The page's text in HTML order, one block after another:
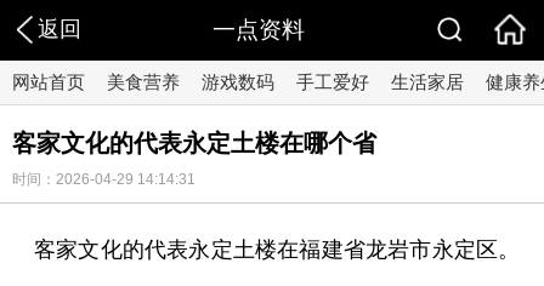
返回 一点资料
网站首页 美食营养 游戏数码 手工爱好 生活家居 健康养
客家文化的代表永定土楼在哪个省
时间：2026-04-29 14:14:31
客家文化的代表永定土楼在福建省龙岩市永定区。